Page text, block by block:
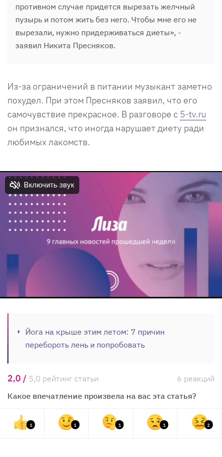
противном случае придется вырезать желчный
пузырь и потом жить без него. Чтобы мне его не
вырезали, нужно придерживаться диеты», -
заявил Никита Пресняков.
Из-за ограничений в питании музыкант заметно
похудел. При этом Пресняков заявил, что его
самочувствие прекрасное. В разговоре с 5-tv.ru
он признался, что иногда нарушает диету ради
любимых лакомств.
Йога на крыше этим летом: 7 причин
перебороть лень и попробовать
2,0 / 5,0 рейтинг статьи
6 реакций
Какое впечатление произвела на вас эта статья?
1 1 1 1 2